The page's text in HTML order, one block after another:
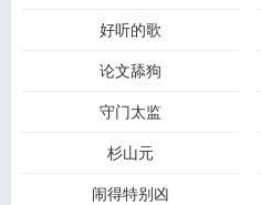
好听的歌
论文舔狗
守门太监
杉山元
闹得特别凶